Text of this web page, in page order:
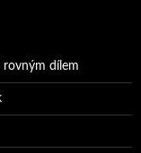
rovným dílem